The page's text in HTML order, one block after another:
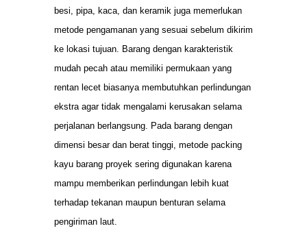
besi, pipa, kaca, dan keramik juga memerlukan
metode pengamanan yang sesuai sebelum dikirim
ke lokasi tujuan. Barang dengan karakteristik
mudah pecah atau memiliki permukaan yang
rentan lecet biasanya membutuhkan perlindungan
ekstra agar tidak mengalami kerusakan selama
perjalanan berlangsung. Pada barang dengan
dimensi besar dan berat tinggi, metode packing
kayu barang proyek sering digunakan karena
mampu memberikan perlindungan lebih kuat
terhadap tekanan maupun benturan selama
pengiriman laut.